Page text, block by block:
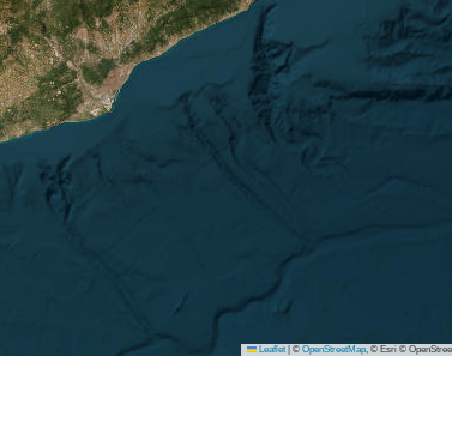
Leaflet © OpenStreetMap, © Esri ©